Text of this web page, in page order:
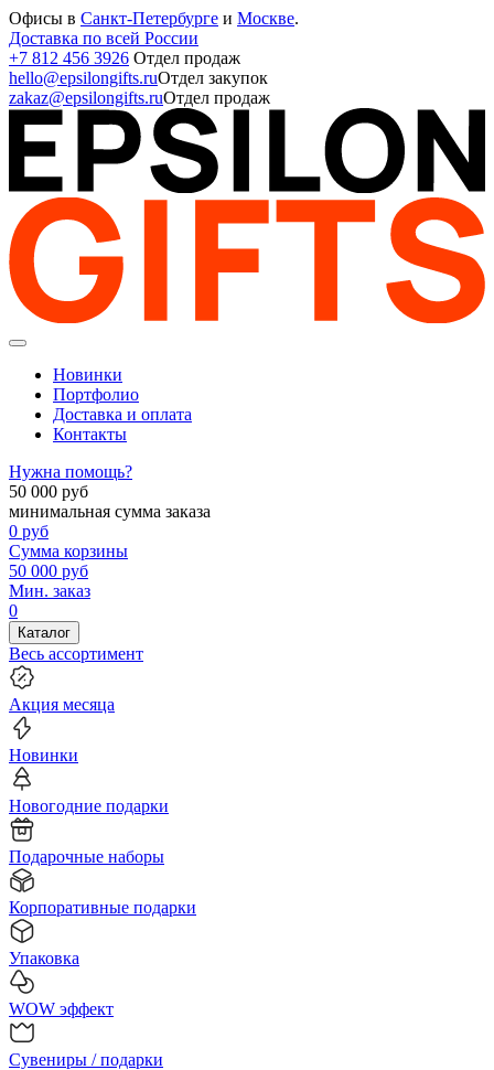
Офисы в Санкт-Петербурге и Москве.
Доставка по всей России
+7 812 456 3926 Отдел продаж
hello@epsilongifts.ruОтдел закупок
zakaz@epsilongifts.ruОтдел продаж
Новинки
Портфолио
Доставка и оплата
Контакты
Нужна помощь?
50 000 руб
минимальная сумма заказа
0 руб
Сумма корзины
50 000 руб
Мин. заказ
0
Каталог
Весь ассортимент
Акция месяца
Новинки
Новогодние подарки
Подарочные наборы
Корпоративные подарки
Упаковка
WOW эффект
Сувениры / подарки